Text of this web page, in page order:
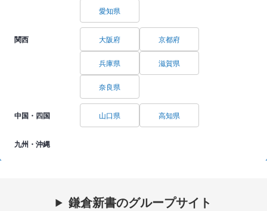
愛知県
関西 大阪府 京都府
兵庫県 滋賀県
奈良県
中国・四国 山口県 高知県
九州・沖縄
鎌倉新書のグループサイト